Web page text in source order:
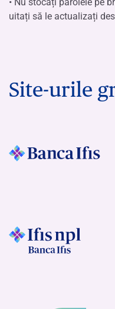
uitați să le actualizați
Site-urile